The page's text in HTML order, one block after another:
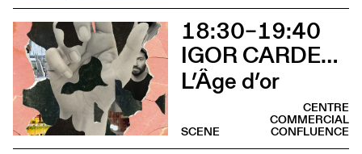
18:30–19:40
IGOR CARDELLINI & TOMAS GONZALEZ
L’Âge d’or
CENTRE
COMMERCIAL
CONFLUENCE
SCENE